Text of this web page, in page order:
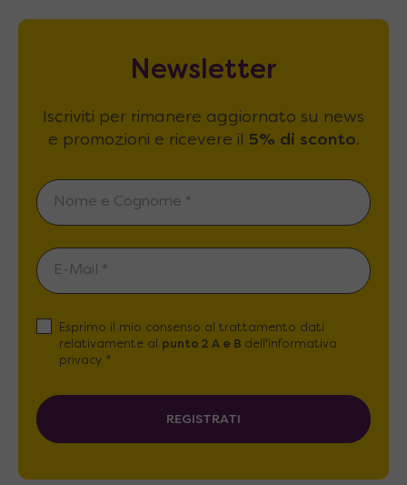
Newsletter
Iscriviti per rimanere aggiornato su news
e promozioni e ricevere il 5% di sconto.
Esprimo il mio consenso al trattamento dati
relativamente al punto 2 A e B dell'informativa
privacy *
REGISTRATI